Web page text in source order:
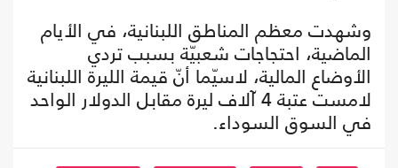
وشهدت معظم المناطق اللبنانية، في الأيام
الماضية، احتجاجات شعبيّة بسبب تردي
الأوضاع المالية، لاسيّما أنّ قيمة الليرة اللبنانية
لامست عتبة 4 آلاف ليرة مقابل الدولار الواحد
في السوق السوداء.